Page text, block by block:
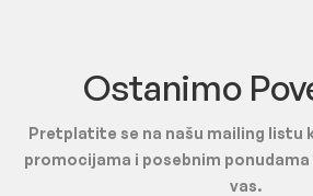
Ostanimo
Pretplatite se na našu mailing listu
promocijama i posebnim
vas.